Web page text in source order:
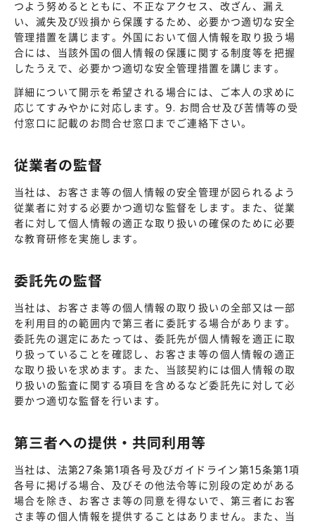
つよう努めるとともに、不正なアクセス、改ざん、漏え
い、滅失及び毀損から保護するため、必要かつ適切な安全
管理措置を講じます。外国において個人情報を取り扱う場
合には、当該外国の個人情報の保護に関する制度等を把握
したうえで、必要かつ適切な安全管理措置を講じます。
詳細について開示を希望される場合には、ご本人の求めに
応じてすみやかに対応します。9. お問合せ及び苦情等の受
付窓口に記載のお問合せ窓口までご連絡下さい。
従業者の監督
当社は、お客さま等の個人情報の安全管理が図られるよう
従業者に対する必要かつ適切な監督をします。また、従業
者に対して個人情報の適正な取り扱いの確保のために必要
な教育研修を実施します。
委託先の監督
当社は、お客さま等の個人情報の取り扱いの全部又は一部
を利用目的の範囲内で第三者に委託する場合があります。
委託先の選定にあたっては、委託先が個人情報を適正に取
り扱っていることを確認し、お客さま等の個人情報の適正
な取り扱いを求めます。また、当該契約には個人情報の取
り扱いの監査に関する項目を含めるなど委託先に対して必
要かつ適切な監督を行います。
第三者への提供・共同利用等
当社は、法第27条第1項各号及びガイドライン第15条第1項
各号に掲げる場合、及びその他法令等に別段の定めがある
場合を除き、お客さま等の同意を得ないで、第三者にお客
さま等の個人情報を提供することはありません。また、当